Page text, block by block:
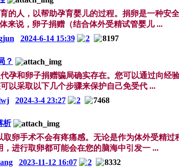
人，以帮助孕育婴儿的过程。捐卵是一种安
来说，卵子捐赠（结合体外受精试管婴儿 ...
2024-6-14 15:39 2 8197
？
孕和卵子捐赠骗局确实存在。您可以通过向经
以采取以下几个步骤来保护自己免受代 ...
2024-3-4 23:27 2 7468
析
卵手术不会有疼痛感。无论是作为体外受精
进行取卵都可能会在您的脑海中引发一 ...
2023-11-12 16:07 2 8332